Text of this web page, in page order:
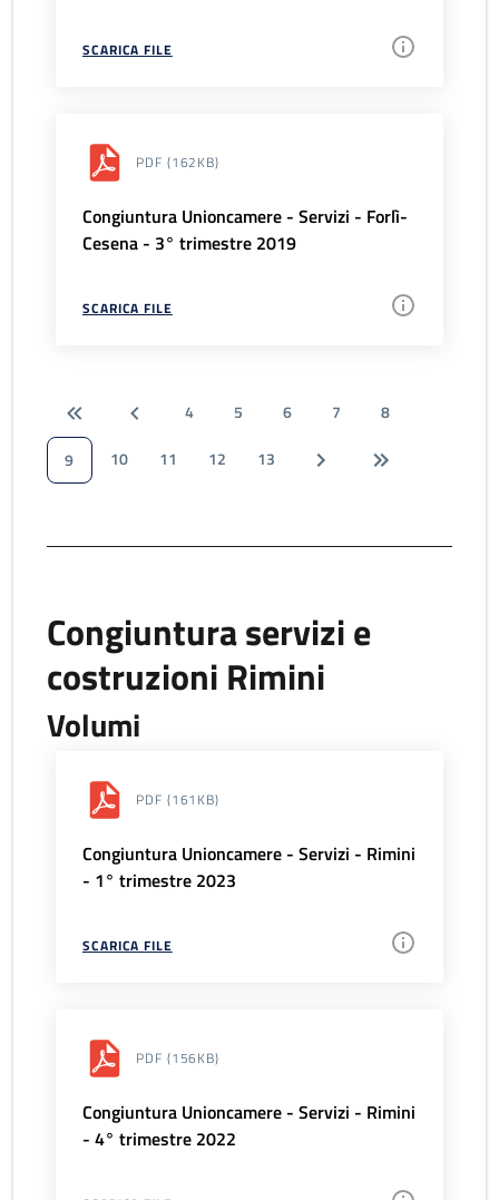
SCARICA FILE
PDF (162KB)
Congiuntura Unioncamere - Servizi - Forlì-
Cesena - 3° trimestre 2019
SCARICA FILE
4 5 6 7
8
9
10 11 12 13
Congiuntura servizi e
costruzioni Rimini
Volumi
PDF (161KB)
Congiuntura Unioncamere - Servizi - Rimini
- 1° trimestre 2023
SCARICA FILE
PDF (156KB)
Congiuntura Unioncamere - Servizi - Rimini
- 4° trimestre 2022